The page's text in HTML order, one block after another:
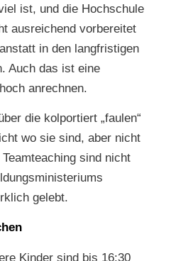
ist, und die Hochschule
ausreichend vorbereitet
in den langfristigen
Auch das ist eine
anrechnen.
die kolportiert „faulen“
wo sie sind, aber nicht
sind nicht
gelebt.
Kinder sind bis 16:30